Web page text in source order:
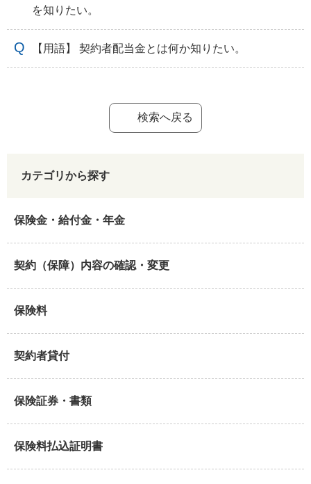
を知りたい。
【用語】 契約者配当金とは何か知りたい。
検索へ戻る
カテゴリから探す
保険金・給付金・年金
契約（保障）内容の確認・変更
保険料
契約者貸付
保険証券・書類
保険料払込証明書